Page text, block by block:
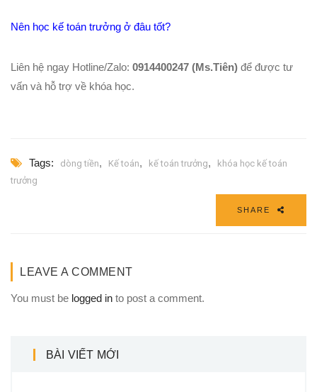
Nên học kế toán trưởng ở đâu tốt?
Liên hệ ngay Hotline/Zalo: 0914400247 (Ms.Tiên) để được tư
vấn và hỗ trợ về khóa học.
Tags: dòng tiền, Kế toán, kế toán trưởng,
khóa học kế toán
trưởng
SHARE
LEAVE A COMMENT
You must be logged in to post a comment.
BÀI VIẾT MỚI